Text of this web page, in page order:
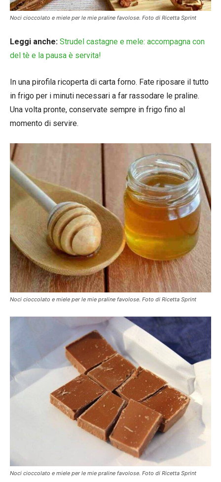
Noci cioccolato e miele per le mie praline favolose. Foto di Ricetta Sprint
Leggi anche: Strudel castagne e mele: accompagna con
del tè e la pausa è servita!
In una pirofila ricoperta di carta forno. Fate riposare il tutto
in frigo per i minuti necessari a far rassodare le praline.
Una volta pronte, conservate sempre in frigo fino al
momento di servire.
Noci cioccolato e miele per le mie praline favolose. Foto di Ricetta Sprint
Noci cioccolato e miele per le mie praline favolose. Foto di Ricetta Sprint